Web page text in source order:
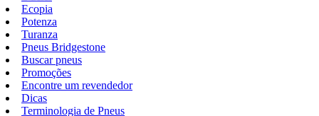
Ecopia
Potenza
Turanza
Pneus Bridgestone
Buscar pneus
Promoções
Encontre um revendedor
Dicas
Terminologia de Pneus